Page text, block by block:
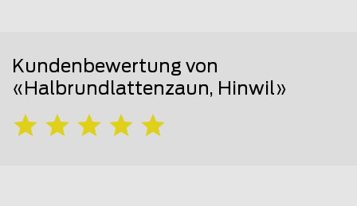
Kundenbewertung von
«Halbrundlattenzaun, Hinwil»